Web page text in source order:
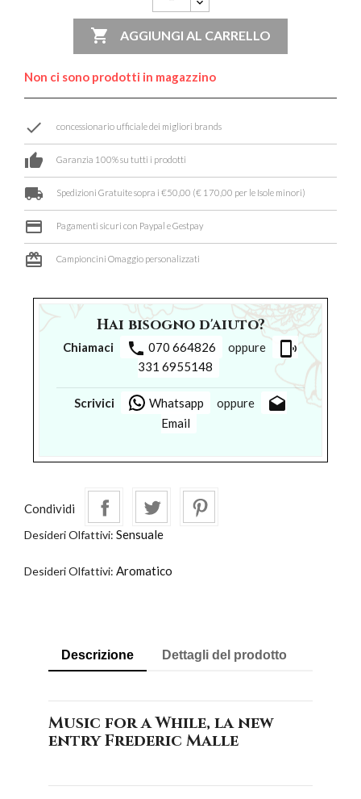
 AGGIUNGI AL CARRELLO
Non ci sono prodotti in magazzino
done concessionario ufficiale dei migliori brands
thumb_up Garanzia 100% su tutti i prodotti
local_shipping Spedizioni Gratuite sopra i €50,00 (€ 170,00 per le Isole minori)
credit_card Pagamenti sicuri con Paypal e Gestpay
card_giftcard Campioncini Omaggio personalizzati
Hai bisogno d'aiuto?
Chiamaci phone 070 664826 oppure phonelink_ring
331 6955148
Scrivici Whatsapp oppure drafts
Email
Condividi
Desideri Olfattivi: Sensuale
Desideri Olfattivi: Aromatico
Descrizione Dettagli del prodotto
Music for a While, la new
entry Frederic Malle